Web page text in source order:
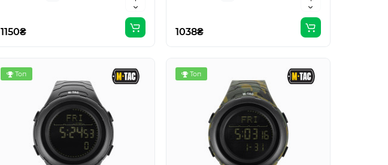
1150₴ 1038₴
Топ Топ